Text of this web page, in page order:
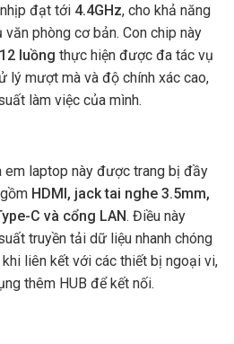
đạt tới 4.4GHz, cho khả năng
phòng cơ bản. Con chip này
luồng thực hiện được đa tác vụ
lý mượt mà và độ chính xác cao,
làm việc của mình.
em laptop này được trang bị đầy
HDMI, jack tai nghe 3.5mm,
C và cổng LAN. Điều này
truyền tải dữ liệu nhanh chóng
liên kết với các thiết bị ngoại vi,
thêm HUB để kết nối.